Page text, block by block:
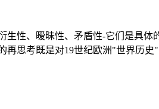
性、暧昧性、矛盾性-它们是具
思考既是对19世纪欧洲"世界历